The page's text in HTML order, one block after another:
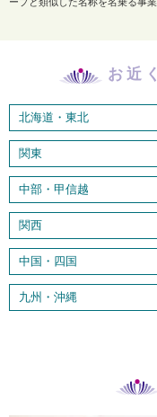
お近
北海道・東北
関東
中部・甲信越
関西
中国・四国
九州・沖縄